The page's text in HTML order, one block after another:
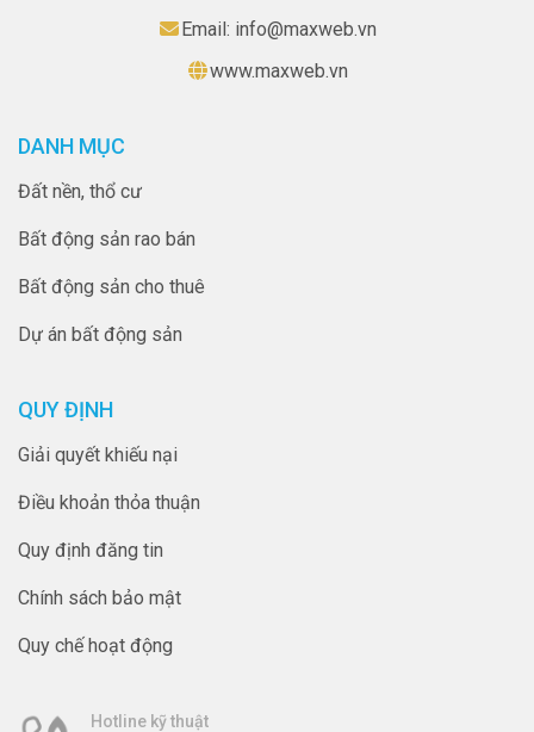
Email: info@maxweb.vn
www.maxweb.vn
DANH MỤC
Đất nền, thổ cư
Bất động sản rao bán
Bất động sản cho thuê
Dự án bất động sản
QUY ĐỊNH
Giải quyết khiếu nại
Điều khoản thỏa thuận
Quy định đăng tin
Chính sách bảo mật
Quy chế hoạt động
Hotline kỹ thuật